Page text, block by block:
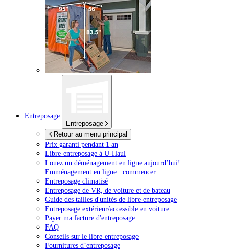
Entreposage
Entreposage
Retour au menu principal
Prix garanti pendant 1 an
Libre-entreposage à U-Haul
Louez un déménagement en ligne aujourd’hui!
Emménagement en ligne : commencer
Entreposage climatisé
Entreposage de VR, de voiture et de bateau
Guide des tailles d'unités de libre-entreposage
Entreposage extérieur/accessible en voiture
Payer ma facture d'entreposage
FAQ
Conseils sur le libre-entreposage
Fournitures d’entreposage